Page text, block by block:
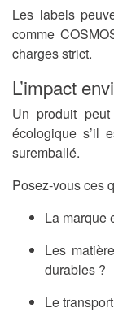
Les labels
comme
charges strict.
L’impact
Un produit
écologique s’il
suremballé.
Posez-vous ces
La marque
Les
durables ?
Le